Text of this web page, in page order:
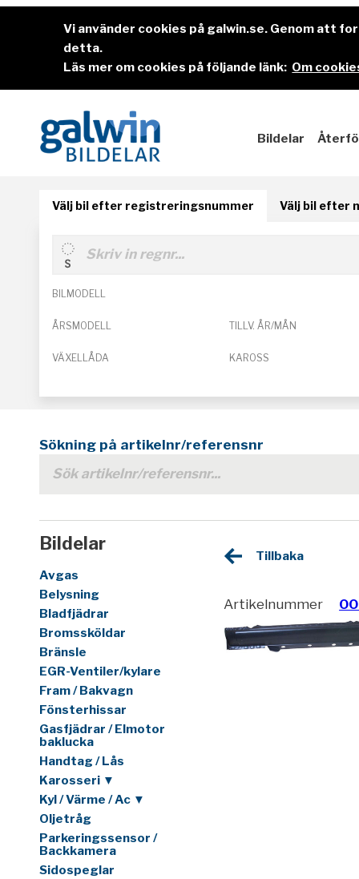
Vi använder cookies på galwin.se. Genom att
detta.
Läs mer om cookies på följande länk: Om
Bildelar
Välj bil efter registreringsnummer Välj bil efter
BILMODELL
ÅRSMODELL TILLV. ÅR/MÅN
VÄXELLÅDA KAROSS
Sökning på artikelnr/referensnr
Bildelar
Avgas
Belysning
Bladfjädrar
Bromssköldar
Bränsle
EGR-Ventiler/kylare
Fram / Bakvagn
Fönsterhissar
Gasfjädrar / Elmotor
baklucka
Handtag / Lås
Karosseri ▼
Kyl / Värme / Ac ▼
Oljetråg
Parkeringssensor /
Backkamera
Sidospeglar
Tillbaka
Artikelnummer